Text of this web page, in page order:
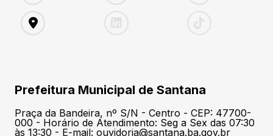
Prefeitura Municipal de Santana
Praça da Bandeira, nº S/N - Centro - CEP: 47700-
000 - Horário de Atendimento: Seg a Sex das 07:30
às 13:30 - E-mail: ouvidoria@santana.ba.gov.br